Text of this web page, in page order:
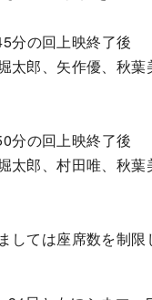
分の回上映終了後
太郎、矢作優、秋葉
分の回上映終了後
太郎、村田唯、秋葉
しては座席数を制限